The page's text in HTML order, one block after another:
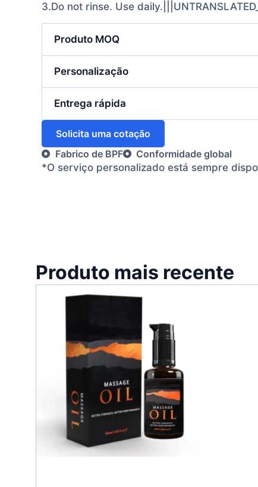
3.Do not rinse. Use
Produto MOQ
Personalização
Entrega rápida
Solicita uma cotação
Fabrico de BPF
Conformidade global
*O serviço personalizado está sempre
Produto mais recente